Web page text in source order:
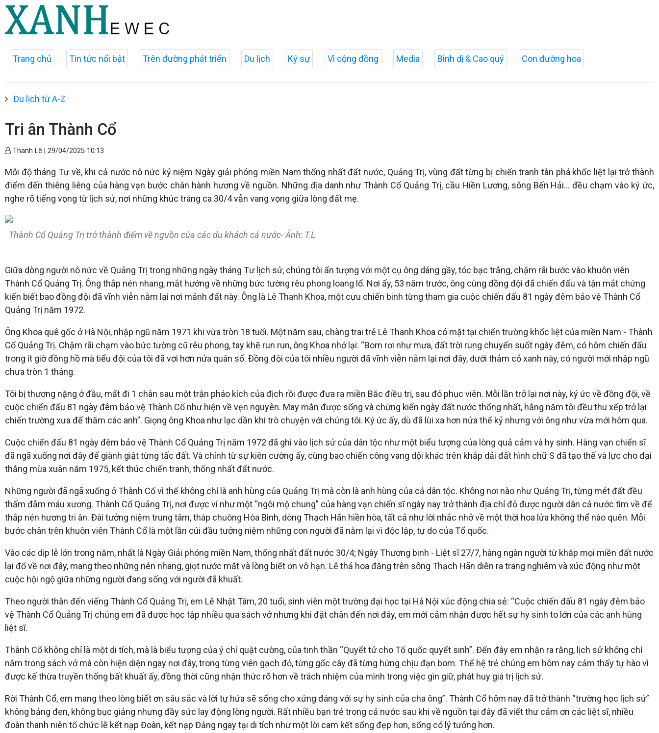
Trang chủ Tin tức nổi bật Trên đường phát triển Du lịch Ký sự Vì cộng đồng Media Bình dị & Cao quý Con đường hoa
Du lịch từ A-Z
Tri ân Thành Cổ
Thanh Lê | 29/04/2025 10:13
Mỗi độ tháng Tư về, khi cả nước nô nức kỷ niệm Ngày giải phóng miền Nam thống nhất đất nước, Quảng Trị, vùng đất từng bị chiến tranh tàn phá khốc liệt lại trở thành
điểm đến thiêng liêng của hàng vạn bước chân hành hương về nguồn. Những địa danh như Thành Cổ Quảng Trị, cầu Hiền Lương, sông Bến Hải... đều chạm vào ký ức,
nghe rõ tiếng vọng từ lịch sử, nơi những khúc tráng ca 30/4 vẫn vang vọng giữa lòng đất mẹ.
Thành Cổ Quảng Trị trở thành điểm về nguồn của các du khách cả nước- Ảnh: T.L
Giữa dòng người nô nức về Quảng Trị trong những ngày tháng Tư lịch sử, chúng tôi ấn tượng với một cụ ông dáng gầy, tóc bạc trắng, chậm rãi bước vào khuôn viên
Thành Cổ Quảng Trị. Ông thắp nén nhang, mắt hướng về những bức tường rêu phong loang lổ. Nơi ấy, 53 năm trước, ông cùng đồng đội đã chiến đấu và tận mắt chứng
kiến biết bao đồng đội đã vĩnh viễn nằm lại nơi mảnh đất này. Ông là Lê Thanh Khoa, một cựu chiến binh từng tham gia cuộc chiến đấu 81 ngày đêm bảo vệ Thành Cổ
Quảng Trị năm 1972.
Ông Khoa quê gốc ở Hà Nội, nhập ngũ năm 1971 khi vừa tròn 18 tuổi. Một năm sau, chàng trai trẻ Lê Thanh Khoa có mặt tại chiến trường khốc liệt của miền Nam - Thành
Cổ Quảng Trị. Chậm rãi chạm vào bức tường cũ rêu phong, tay khẽ run run, ông Khoa nhớ lại: “Bom rơi như mưa, đất trời rung chuyển suốt ngày đêm, có hôm chiến đấu
trong ít giờ đồng hồ mà tiểu đội của tôi đã vơi hơn nửa quân số. Đồng đội của tôi nhiều người đã vĩnh viễn nằm lại nơi đây, dưới thảm cỏ xanh này, có người mới nhập ngũ
chưa tròn 1 tháng.
Tôi bị thương nặng ở đầu, mất đi 1 chân sau một trận pháo kích của địch rồi được đưa ra miền Bắc điều trị, sau đó phục viên. Mỗi lần trở lại nơi này, ký ức về đồng đội, về
cuộc chiến đấu 81 ngày đêm bảo vệ Thành Cổ như hiện về vẹn nguyên. May mắn được sống và chứng kiến ngày đất nước thống nhất, hằng năm tôi đều thu xếp trở lại
chiến trường xưa để thăm các anh”. Giọng ông Khoa như lạc dần khi trò chuyện với chúng tôi. Ký ức ấy, dù đã lùi xa hơn nửa thế kỷ nhưng với ông như vừa mới hôm qua.
Cuộc chiến đấu 81 ngày đêm bảo vệ Thành Cổ Quảng Trị năm 1972 đã ghi vào lịch sử của dân tộc như một biểu tượng của lòng quả cảm và hy sinh. Hàng vạn chiến sĩ
đã ngã xuống nơi đây để giành giật từng tấc đất. Và chính từ sự kiên cường ấy, cùng bao chiến công vang dội khác trên khắp dải đất hình chữ S đã tạo thế và lực cho đại
thắng mùa xuân năm 1975, kết thúc chiến tranh, thống nhất đất nước.
Những người đã ngã xuống ở Thành Cổ vì thế không chỉ là anh hùng của Quảng Trị mà còn là anh hùng của cả dân tộc. Không nơi nào như Quảng Trị, từng mét đất đều
thấm đẫm máu xương. Thành Cổ Quảng Trị, nơi được ví như một “ngôi mộ chung” của hàng vạn chiến sĩ ngày nay trở thành địa chỉ đỏ được người dân cả nước tìm về để
thắp nén hương tri ân. Đài tưởng niệm trung tâm, tháp chuông Hòa Bình, dòng Thạch Hãn hiền hòa, tất cả như lời nhắc nhở về một thời hoa lửa không thể nào quên. Mỗi
bước chân trên khuôn viên Thành Cổ là một lần cúi đầu tưởng niệm những con người đã nằm lại vì độc lập, tự do của Tổ quốc.
Vào các dịp lễ lớn trong năm, nhất là Ngày Giải phóng miền Nam, thống nhất đất nước 30/4; Ngày Thương binh - Liệt sĩ 27/7, hàng ngàn người từ khắp mọi miền đất nước
lại đổ về nơi đây, mang theo những nén nhang, giọt nước mắt và lòng biết ơn vô hạn. Lễ thả hoa đăng trên sông Thạch Hãn diễn ra trang nghiêm và xúc động như một
cuộc hội ngộ giữa những người đang sống với người đã khuất.
Theo người thân đến viếng Thành Cổ Quảng Trị, em Lê Nhật Tâm, 20 tuổi, sinh viên một trường đại học tại Hà Nội xúc động chia sẻ: “Cuộc chiến đấu 81 ngày đêm bảo
vệ Thành Cổ Quảng Trị chúng em đã được học tập nhiều qua sách vở nhưng khi đặt chân đến nơi đây, em mới cảm nhận được hết sự hy sinh to lớn của các anh hùng
liệt sĩ.
Thành Cổ không chỉ là một di tích, mà là biểu tượng của ý chí quật cường, của tinh thần “Quyết tử cho Tổ quốc quyết sinh”. Đến đây em nhận ra rằng, lịch sử không chỉ
nằm trong sách vở mà còn hiện diện ngay nơi đây, trong từng viên gạch đỏ, từng gốc cây đã từng hứng chịu đạn bom. Thế hệ trẻ chúng em hôm nay cảm thấy tự hào vì
được kế thừa truyền thống bất khuất ấy, đồng thời cũng nhận thức rõ hơn về trách nhiệm của mình trong việc gìn giữ, phát huy giá trị lịch sử.
Rời Thành Cổ, em mang theo lòng biết ơn sâu sắc và lời tự hứa sẽ sống cho xứng đáng với sự hy sinh của cha ông”. Thành Cổ hôm nay đã trở thành “trường học lịch sử”
không bảng đen, không bục giảng nhưng đầy sức lay động lòng người. Rất nhiều bạn trẻ trong cả nước sau khi về nguồn tại đây đã viết thư cảm ơn các liệt sĩ, nhiều
đoàn thanh niên tổ chức lễ kết nạp Đoàn, kết nạp Đảng ngay tại di tích như một lời cam kết sống đẹp hơn, sống có lý tưởng hơn.